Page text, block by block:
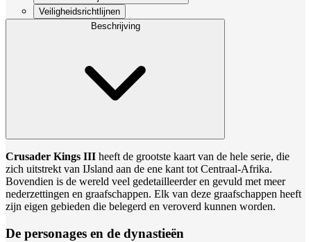
Veiligheidsrichtlijnen
Beschrijving
Crusader Kings III heeft de grootste kaart van de hele serie, die
zich uitstrekt van IJsland aan de ene kant tot Centraal-Afrika.
Bovendien is de wereld veel gedetailleerder en gevuld met meer
nederzettingen en graafschappen. Elk van deze graafschappen heeft
zijn eigen gebieden die belegerd en veroverd kunnen worden.
De personages en de dynastieën